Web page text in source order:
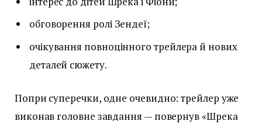
обговорення ролі Зендеї;
очікування повноцінного трейлера й нових
деталей сюжету.
Попри суперечки, одне очевидно: трейлер уже
виконав головне завдання — повернув «Шрека